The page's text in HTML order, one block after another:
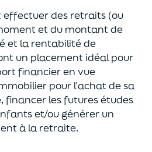
effectuer des retraits (ou
et du montant de
et la rentabilité de
un placement idéal pour
financier en vue
pour l’achat desa
financer les futures études
et/ou générer un
à la retraite.